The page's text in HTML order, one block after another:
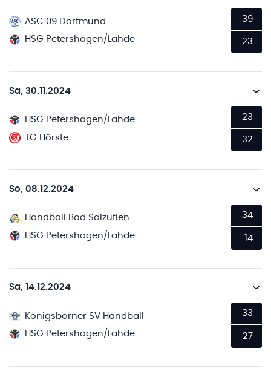
ASC 09 Dortmund
HSG Petershagen/Lahde
39
23
Sa, 30.11.2024
HSG Petershagen/Lahde
TG Hörste
23
32
So, 08.12.2024
Handball Bad Salzuflen
HSG Petershagen/Lahde
34
14
Sa, 14.12.2024
Königsborner SV Handball
HSG Petershagen/Lahde
33
27